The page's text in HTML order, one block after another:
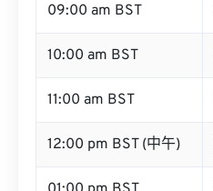
09:00 am BST
10:00 am BST
11:00 am BST
12:00 pm BST (中午)